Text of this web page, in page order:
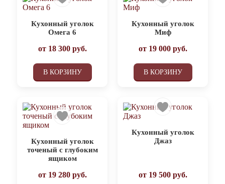
Кухонный уголок
Омега 6
от 18 300руб.
В КОРЗИНУ
Кухонный уголок
Миф
от 19 000руб.
В КОРЗИНУ
Кухонный уголок
точеный с глубоким
ящиком
от 19 280руб.
Кухонный уголок
Джаз
от 19 500руб.